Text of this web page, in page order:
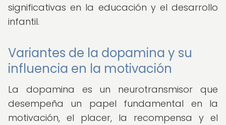
significativas en la educación y el desarrollo
infantil.
Variantes de la dopamina y su
influencia en la motivación
La dopamina es un neurotransmisor que
desempeña un papel fundamental en la
motivación, el placer, la recompensa y el